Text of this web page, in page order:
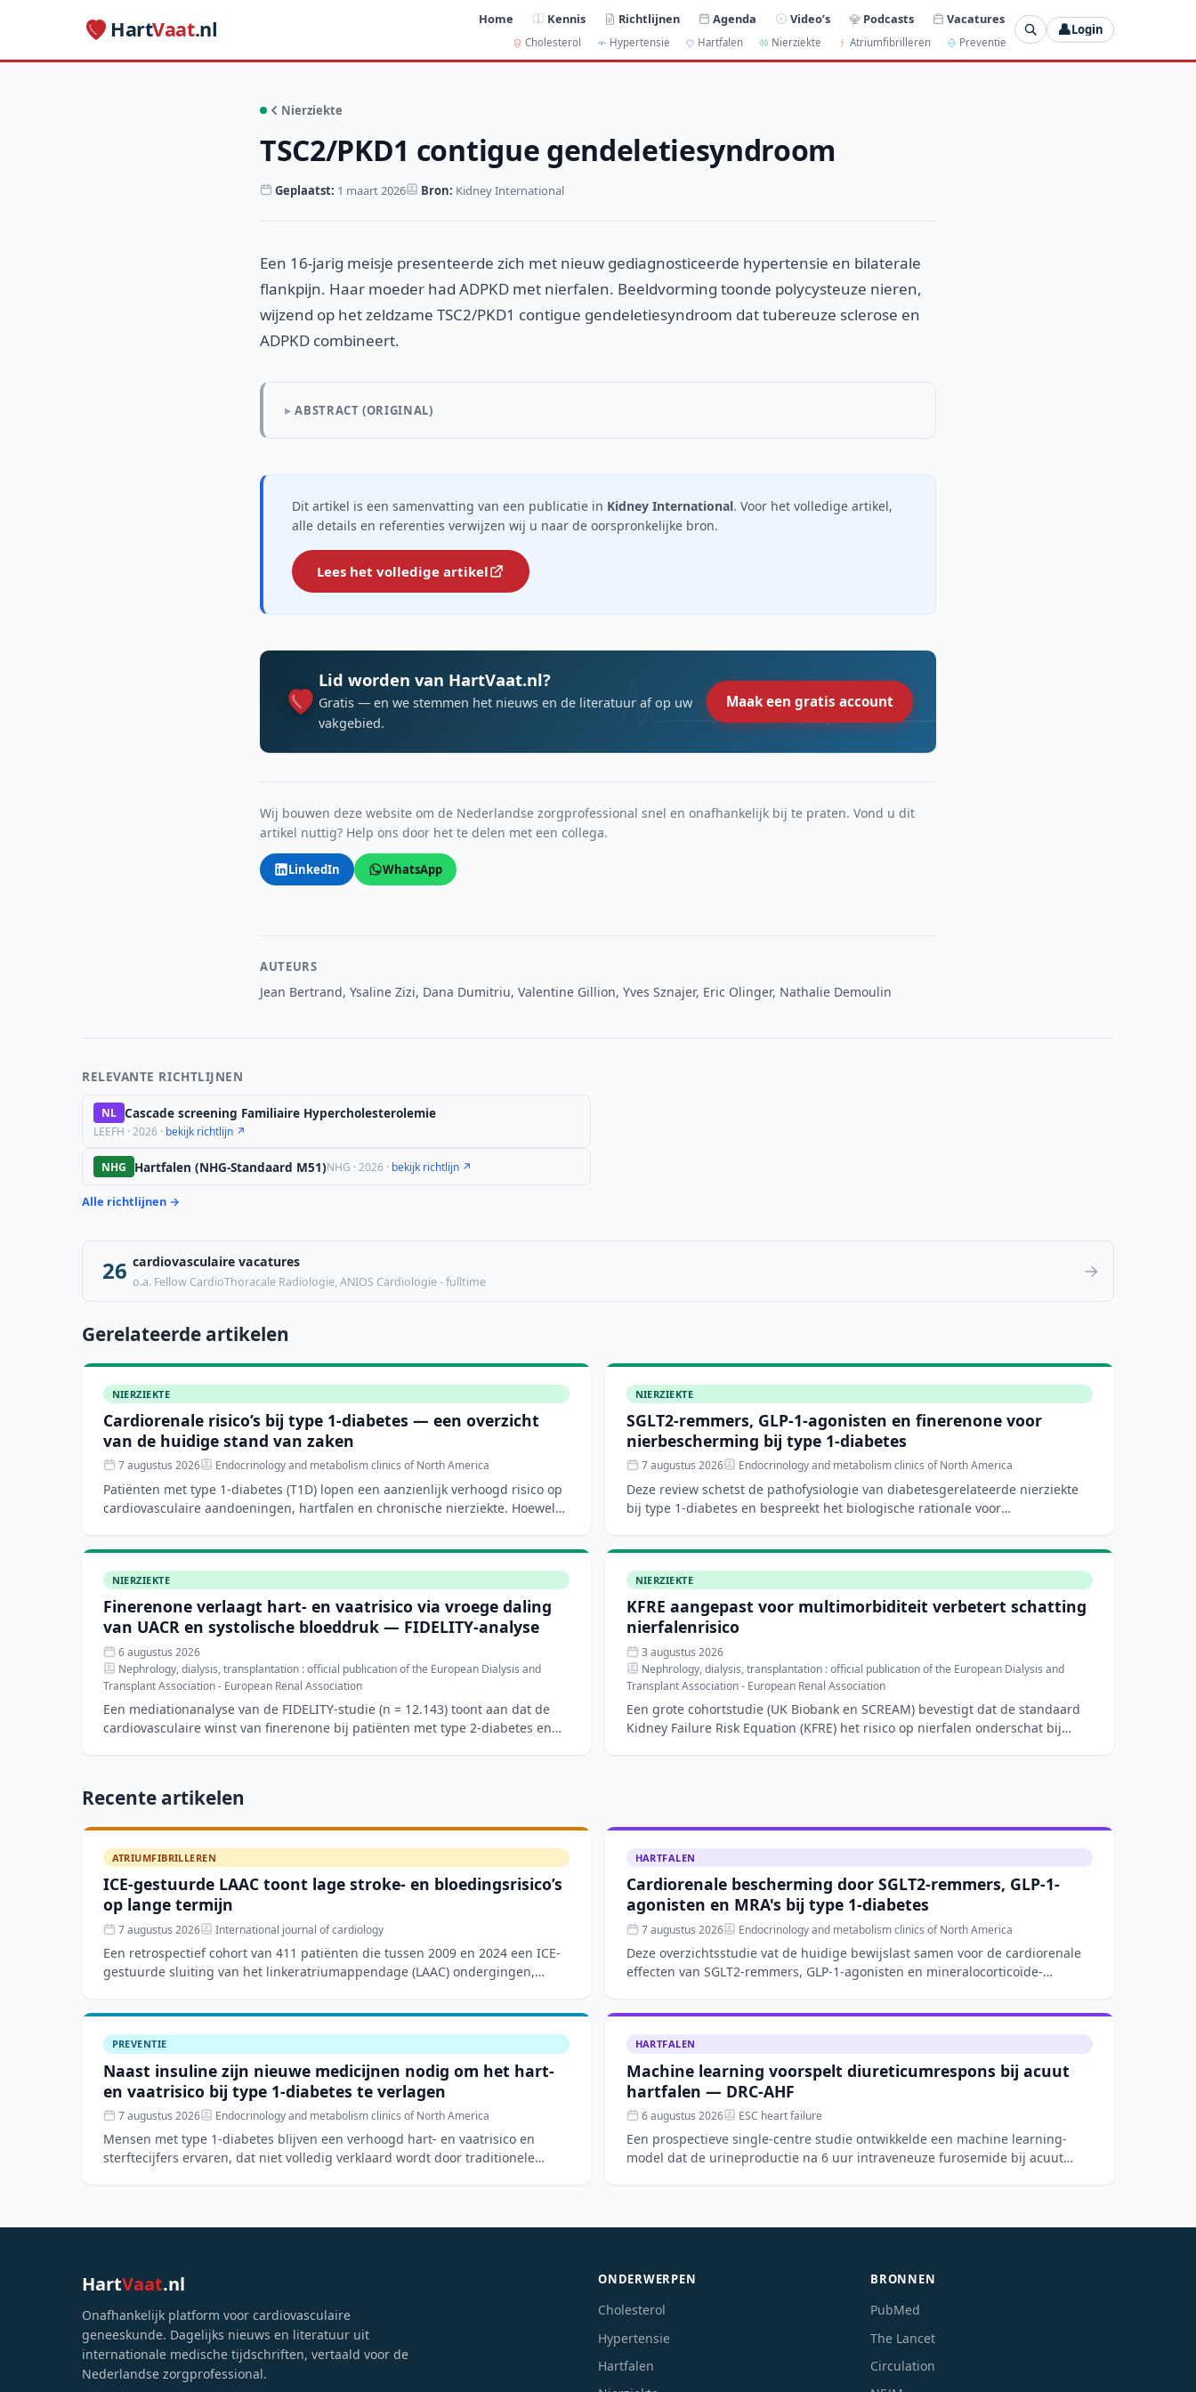
HartVaat.nl Home Kennis Richtlijnen Agenda Video’s Podcasts Vacatures
Cholesterol Hypertensie Hartfalen Nierziekte Atriumfibrilleren Preventie
👤Login
Nierziekte
TSC2/PKD1 contigue gendeletiesyndroom
Geplaatst: 1 maart 2026 Bron: Kidney International
Een 16-jarig meisje presenteerde zich met nieuw gediagnosticeerde hypertensie en bilaterale
flankpijn. Haar moeder had ADPKD met nierfalen. Beeldvorming toonde polycysteuze nieren,
wijzend op het zeldzame TSC2/PKD1 contigue gendeletiesyndroom dat tubereuze sclerose en
ADPKD combineert.
ABSTRACT (ORIGINAL)
Dit artikel is een samenvatting van een publicatie in Kidney International. Voor het volledige artikel,
alle details en referenties verwijzen wij u naar de oorspronkelijke bron.
Lees het volledige artikel
Lid worden van HartVaat.nl?
Gratis — en we stemmen het nieuws en de literatuur af op uw
vakgebied.
Maak een gratis account
Wij bouwen deze website om de Nederlandse zorgprofessional snel en onafhankelijk bij te praten. Vond u dit
artikel nuttig? Help ons door het te delen met een collega.
LinkedIn WhatsApp
AUTEURS
Jean Bertrand, Ysaline Zizi, Dana Dumitriu, Valentine Gillion, Yves Sznajer, Eric Olinger, Nathalie Demoulin
RELEVANTE RICHTLIJNEN
NL Cascade screening Familiaire Hypercholesterolemie
LEEFH · 2026 · bekijk richtlijn ↗
NHG Hartfalen (NHG-Standaard M51)NHG · 2026 · bekijk richtlijn ↗
Alle richtlijnen →
26 cardiovasculaire vacatures
o.a. Fellow CardioThoracale Radiologie, ANIOS Cardiologie - fulltime →
Gerelateerde artikelen
NIERZIEKTE
Cardiorenale risico’s bij type 1-diabetes — een overzicht
van de huidige stand van zaken
7 augustus 2026 Endocrinology and metabolism clinics of North America
Patiënten met type 1-diabetes (T1D) lopen een aanzienlijk verhoogd risico op
cardiovasculaire aandoeningen, hartfalen en chronische nierziekte. Hoewel
NIERZIEKTE
SGLT2-remmers, GLP-1-agonisten en finerenone voor
nierbescherming bij type 1-diabetes
7 augustus 2026 Endocrinology and metabolism clinics of North America
Deze review schetst de pathofysiologie van diabetesgerelateerde nierziekte
bij type 1-diabetes en bespreekt het biologische rationale voor
NIERZIEKTE
Finerenone verlaagt hart- en vaatrisico via vroege daling
van UACR en systolische bloeddruk — FIDELITY-analyse
6 augustus 2026
Nephrology, dialysis, transplantation : official publication of the European Dialysis and
Transplant Association - European Renal Association
Een mediationanalyse van de FIDELITY-studie (n = 12.143) toont aan dat de
cardiovasculaire winst van finerenone bij patiënten met type 2-diabetes en
NIERZIEKTE
KFRE aangepast voor multimorbiditeit verbetert schatting
nierfalenrisico
3 augustus 2026
Nephrology, dialysis, transplantation : official publication of the European Dialysis and
Transplant Association - European Renal Association
Een grote cohortstudie (UK Biobank en SCREAM) bevestigt dat de standaard
Kidney Failure Risk Equation (KFRE) het risico op nierfalen onderschat bij
Recente artikelen
ATRIUMFIBRILLEREN
ICE-gestuurde LAAC toont lage stroke- en bloedingsrisico’s
op lange termijn
7 augustus 2026 International journal of cardiology
Een retrospectief cohort van 411 patiënten die tussen 2009 en 2024 een ICE-
gestuurde sluiting van het linkeratriumappendage (LAAC) ondergingen,
HARTFALEN
Cardiorenale bescherming door SGLT2-remmers, GLP-1-
agonisten en MRA's bij type 1-diabetes
7 augustus 2026 Endocrinology and metabolism clinics of North America
Deze overzichtsstudie vat de huidige bewijslast samen voor de cardiorenale
effecten van SGLT2-remmers, GLP-1-agonisten en mineralocorticoïde-
PREVENTIE
Naast insuline zijn nieuwe medicijnen nodig om het hart-
en vaatrisico bij type 1-diabetes te verlagen
7 augustus 2026 Endocrinology and metabolism clinics of North America
Mensen met type 1-diabetes blijven een verhoogd hart- en vaatrisico en
sterftecijfers ervaren, dat niet volledig verklaard wordt door traditionele
HARTFALEN
Machine learning voorspelt diureticumrespons bij acuut
hartfalen — DRC-AHF
6 augustus 2026 ESC heart failure
Een prospectieve single-centre studie ontwikkelde een machine learning-
model dat de urineproductie na 6 uur intraveneuze furosemide bij acuut
HartVaat.nl
Onafhankelijk platform voor cardiovasculaire
geneeskunde. Dagelijks nieuws en literatuur uit
internationale medische tijdschriften, vertaald voor de
Nederlandse zorgprofessional.
ONDERWERPEN
Cholesterol
Hypertensie
Hartfalen
BRONNEN
PubMed
The Lancet
Circulation